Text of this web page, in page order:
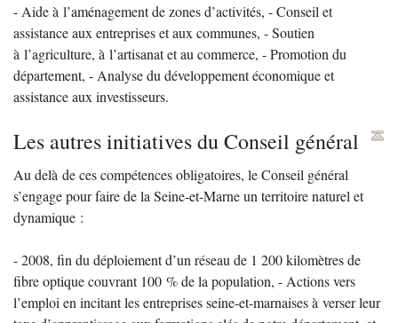
- Aide à l’aménagement de zones d’activités, - Conseil et
assistance aux entreprises et aux communes, - Soutien
à l’agriculture, à l’artisanat et au commerce, - Promotion du
département, - Analyse du développement économique et
assistance aux investisseurs.
Les autres initiatives du Conseil général
Au delà de ces compétences obligatoires, le Conseil général
s’engage pour faire de la Seine-et-Marne un territoire naturel et
dynamique :
- 2008, fin du déploiement d’un réseau de 1 200 kilomètres de
fibre optique couvrant 100 % de la population, - Actions vers
l’emploi en incitant les entreprises seine-et-marnaises à verser leur